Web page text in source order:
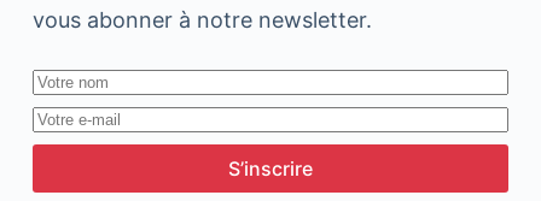
vous abonner à notre newsletter.
S’inscrire